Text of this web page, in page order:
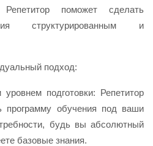
поможет сделать
структурированным и
подход:
подготовки: Репетитор
программу обучения под ваши
будь вы абсолютный
базовые знания.